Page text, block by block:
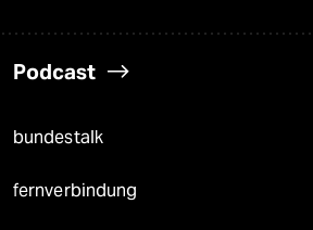
Podcast
bundestalk
fernverbindung